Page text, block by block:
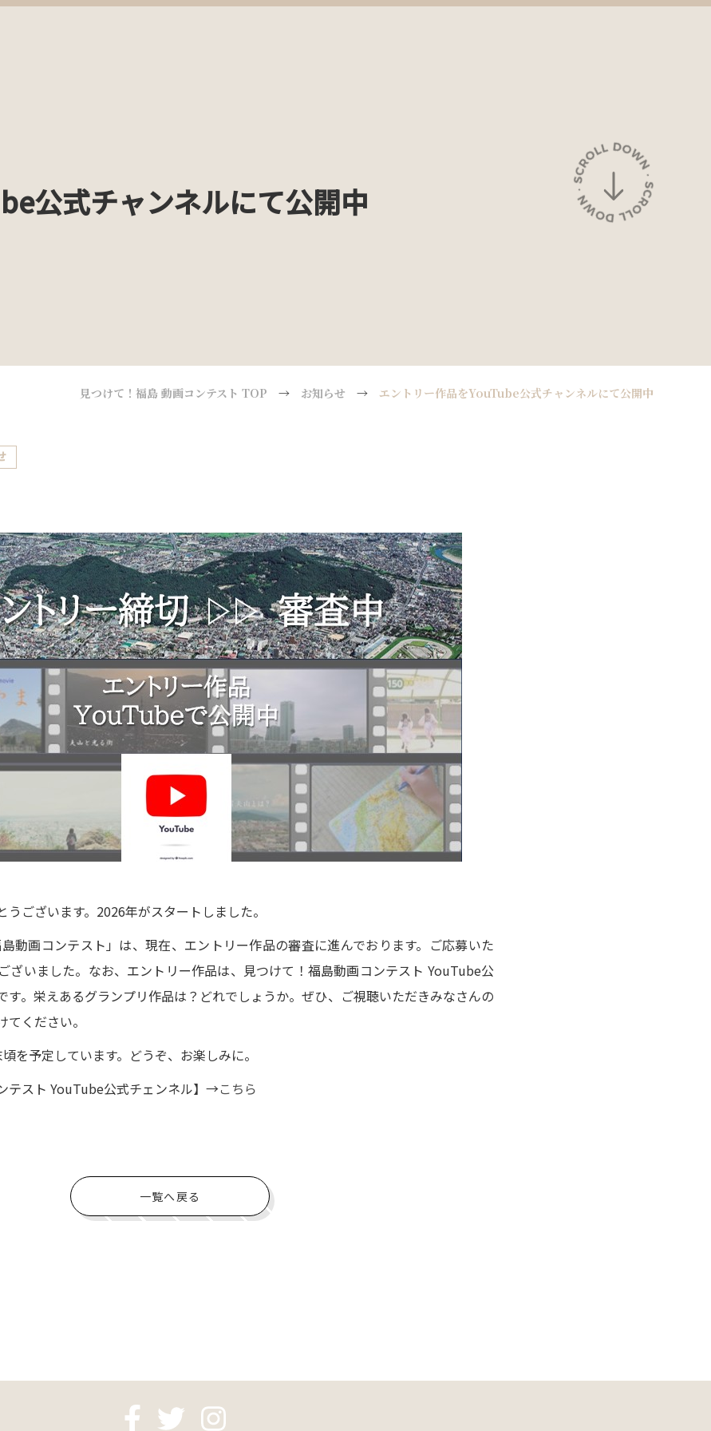
公式チャンネルにて公開中
見つけて！福島 動画コンテスト TOP → お知らせ → エントリー作品をYouTube公式チャンネルにて公開中
ございます。2026年がスタートしました。
動画コンテスト」は、現在、エントリー作品の審査に進んでおります。ご応募いた
ざいました。なお、エントリー作品は、見つけて！福島動画コンテスト YouTube公
す。栄えあるグランプリ作品は？どれでしょうか。ぜひ、ご視聴いただきみなさんの
ください。
を予定しています。どうぞ、お楽しみに。
テスト YouTube公式チェンネル】→こちら
一覧へ戻る